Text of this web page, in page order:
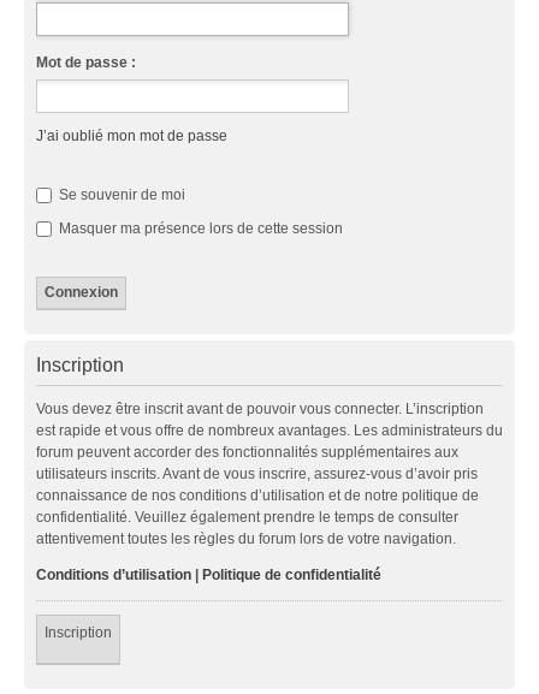
Mot de passe :
J’ai oublié mon mot de passe
Se souvenir de moi
Masquer ma présence lors de cette session
Inscription
Vous devez être inscrit avant de pouvoir vous connecter. L’inscription
est rapide et vous offre de nombreux avantages. Les administrateurs du
forum peuvent accorder des fonctionnalités supplémentaires aux
utilisateurs inscrits. Avant de vous inscrire, assurez-vous d’avoir pris
connaissance de nos conditions d’utilisation et de notre politique de
confidentialité. Veuillez également prendre le temps de consulter
attentivement toutes les règles du forum lors de votre navigation.
Conditions d’utilisation | Politique de confidentialité
Inscription